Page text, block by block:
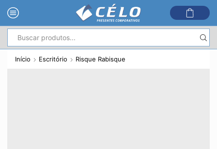
de
pesquisa
Início Escritório Risque Rabisque